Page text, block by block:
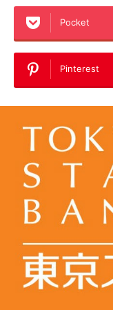
Pocket
Pinterest